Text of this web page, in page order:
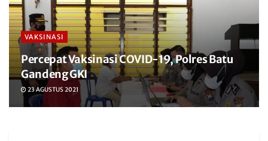
VAKSINASI
Percepat Vaksinasi COVID-19, Polres Batu
Gandeng GKI
23 AGUSTUS 2021